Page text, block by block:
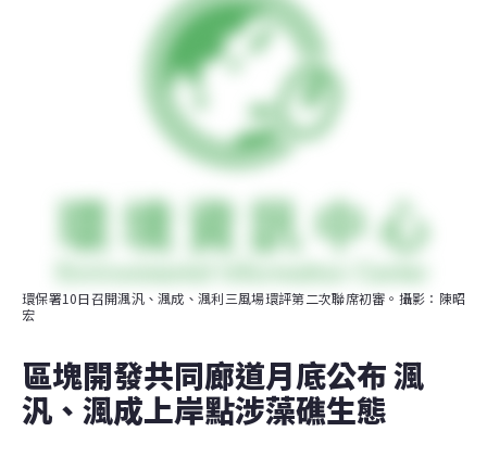
環保署10日召開渢汎、渢成、渢利三風場環評第二次聯席初審。攝影：陳昭
宏
區塊開發共同廊道月底公布 渢
汎、渢成上岸點涉藻礁生態